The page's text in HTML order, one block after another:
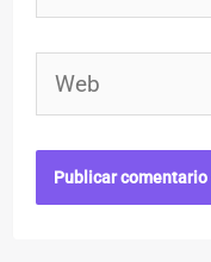
electrónico*
Web